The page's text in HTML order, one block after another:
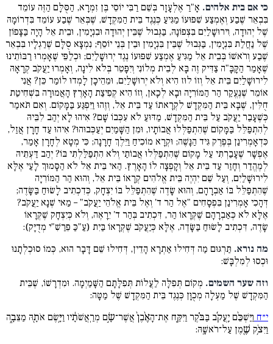
כי אם בית אלהים. אָ"רַ אֶלְעָזָר בְּשֵׁם רַבִּי יוֹסֵי בֶּן זִמְרָא, הַסֻּלָּם הַזֶּה עוֹמֵד
בִּבְאֵר שֶׁבַע וְאֶמְצַע שִׁפּוּעוֹ מַגִּיעַ כְּנֶגֶד בֵּית הַמִּקְדָשׁ, שֶׁבְּאֵר שֶׁבַע עוֹמֵד בִּדְרוֹמָהּ
שֶׁל יְהוּדָה, וִירוּשָׁלַיִם בִּצְפוֹנָהּ, בַּגְּבוּל שֶׁבֵּין יְהוּדָה וּבִנְיָמִין, וּבֵית אֵל הָיָה בַּצָּפוֹן
שֶׁל נַחֲלַת בִּנְיָמִין, בַּגְּבוּל שֶׁבֵּין בִּנְיָמִין וּבֵין בְּנֵי יוֹסֵף; נִמְצָא סֻלָּם שֶׁרַגְלָיו בִּבְאֵר
שֶׁבַע וְרֹאשׁוֹ בְּבֵית אֵל מַגִּיעַ אֶמְצַע שִׁפּוּעוֹ נֶגֶד יְרוּשָׁלַיִם; וּכְלַפֵּי שֶׁאָמְרוּ רַבּוֹתֵינוּ
שֶׁאָמַר הַקָּבָּ"ה צַדִּיק זֶה בָּא לְבֵית מְלוֹנִי וְיִפָּטֵר בְּלֹא לִינָה, וְאָמְרוּ יַעֲקֹב קְרָאָהּ
לִירוּשָׁלַיִם בֵּית אֵל וְזוֹ לוּז הִיא וְלֹא יְרוּשָׁלַיִם, וּמֵהֵיכָן לָמְדוּ לוֹמַר כֵּן? אֲנִי
אוֹמֵר שֶׁנֶּעֱקַר הַר הַמּוֹרִיָה וּבָא לְכָאן, וְזוֹ הִיא קְפִיצַת הָאָרֶץ הָאֲמוּרָה בִּשְׁחִיטַת
חֻלִּין, שֶׁבָּא בֵּית הַמִּקְדָשׁ לִקְרָאתוֹ עַד בֵּית אֵל, וְזֶהוּ וַיִּפְגַּע בַּמָּקוֹם. וְאִם תֹּאמַר
כְּשֶׁעָבַר יַעֲקֹב עַל בֵּית הַמִּקְדָשׁ, מַדּוּעַ לֹא עִכְּבוֹ שָׁם? אִיהוּ לָא יְהַב לִבֵּיהּ
לְהִתְפַּלֵּל בַּמָּקוֹם שֶׁהִתְפַּלְּלוּ אֲבוֹתָיו, וּמִן הַשָּׁמַיִם יְעַכְּבוּהוּ? אִיהוּ עַד חָרָן אֲזַל,
כִּדְאָמְרִינַן בְּפֶרֶק גִּיד הַנָּשֶׁה; וּקְרָא מוֹכִיחַ וַיֵּלֶךְ חָרָנָה; כִּי מְטָא לְחָרָן אָמַר,
אֶפְשָׁר שֶׁעָבַרְתִּי עַל מָקוֹם שֶׁהִתְפַּלְּלוּ אֲבוֹתַי וְלֹא הִתְפַּלַּלְתִּי בּוֹ? יְהַב דַּעְתֵּיהּ
לְמֶהֱדַר וְחָזַר עַד בֵּית אֵל וְקָפְצָה לוֹ הָאָרֶץ. הַאי בֵּית אֵל לֹא הַסָּמוּךְ לָעַי אֶלָּא
לִירוּשָׁלַיִם, וְעַל שֵׁם יִהְיֶה בֵּית אֱלֹהִים קְרָאוֹ בֵּית אֵל, וְהוּא הַר הַמּוֹרִיָה
שֶׁהִתְפַּלֵּל בּוֹ אַבְרָהָם, וְהוּא שָׂדֶה שֶׁהִתְפַּלֵּל בּוֹ יִצְחָק, כְּדִכְתִיב לָשׂוּחַ בַּשָּׂדֶה;
דְּהָכִי אָמְרִינַן בִּפְסָחִים "אֶל הַר ד' וְאֶל בֵּית אֱלֹהֵי יַעֲקֹב" – מַאי שְׁנָא יַעֲקֹב?
אֶלָּא לֹא כְּאַבְרָהָם שֶׁקְּרָאוֹ הַר, דִּכְתִיב בְּהַר ד' יֵרָאֶה, וְלֹא כְּיִצְחָק שֶׁקְּרָאוֹ
שָׂדֶה, דִּכְתִיב לָשׂוּחַ בַּשָּׂדֶה, אֶלָּא כְּיַעֲקֹב שֶׁקְּרָאוֹ בַּיִת (עַ"כַּ פֵּרַשִׁ"י מְדֻיָּק):
מה נורא. תַּרְגּוּם מַה דְּחִילוּ אַתְרָא הָדֵין, דְּחִילוּ שֵׁם דָּבָר הוּא, כְּמוֹ סוּכְלְתָנוּ
וּכְסוּ לְמִלְבָּשׁ:
וזה שער השמים. מְקוֹם תְּפִלָּה לַעֲלוֹת תְּפִלָּתָם הַשָּׁמַיְמָה. וּמִדְרָשׁוֹ, שֶׁבֵּית
הַמִּקְדָשׁ שֶׁל מַעְלָה מְכֻוָּן כְּנֶגֶד בֵּית הַמִּקְדָשׁ שֶׁל מַטָּה:
י״ח וַיַּשְׁכֵּ֨ם יַֽעֲקֹ֜ב בַּבֹּ֗קֶר וַיִּקַּ֤ח אֶת־הָאֶ֨בֶן֙ אֲשֶׁר־שָׂ֣ם מְרַֽאֲשֹׁתָ֔יו וַיָּ֥שֶׂם אֹתָ֖הּ מַצֵּבָ֑ה
וַיִּצֹ֥ק שֶׁ֖מֶן עַל־רֹאשָֽׁהּ: